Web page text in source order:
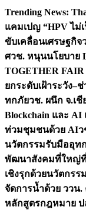
Skip
content
Trending News:
แคมเปญ “HPV ไม่
ขับเคลื่อนเศรษฐกิจ
ศวช. หนุนนโยบาย
TOGETHER
ยกระดับเฝ้าระวัง–
ทกภัยวช. ผนึก จ.เ
Blockchain และ
ท่วมชุมชนด้วย AIว
นวัตกรรมรับมืออุท
พัฒนาสังคมที่ใหญ่ที่
เชิงรุกด้วยนวัตกรรม
จัดการน้ำด้วย ววน.
หลักสูตรกฎหมาย ป